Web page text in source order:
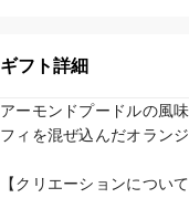
ギフト詳細
アーモンドプードルの風
フィを混ぜ込んだオラン
【クリエーションについて